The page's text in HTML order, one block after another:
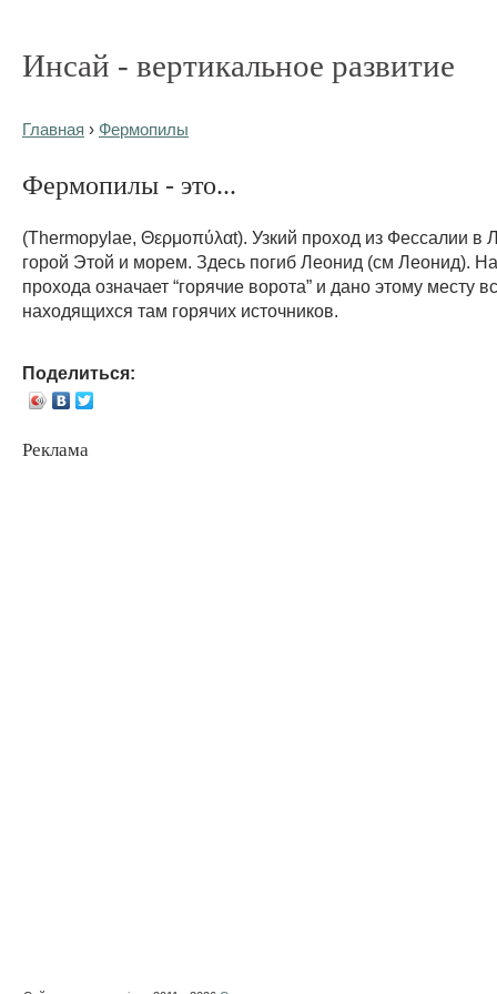
Инсай - вертикальное развитие
Главная › Фермопилы
Фермопилы - это...
(Thermopylae, Θερμοπύλαt). Узкий проход из Фессалии в
горой Этой и морем. Здесь погиб Леонид (см Леонид).
прохода означает “горячие ворота” и дано этому месту
находящихся там горячих источников.
Поделиться:
Реклама